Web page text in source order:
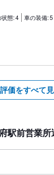
態:4 車の装備:5
価をすべて
駅前営業